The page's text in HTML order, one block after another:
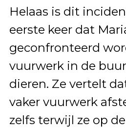
Helaas is dit
eerste keer dat
geconfronteerd
vuurwerk in de
dieren. Ze vertelt
vaker vuurwerk
zelfs terwijl ze op